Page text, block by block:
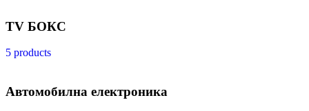
TV БОКС
5 products
Автомобилна електроника